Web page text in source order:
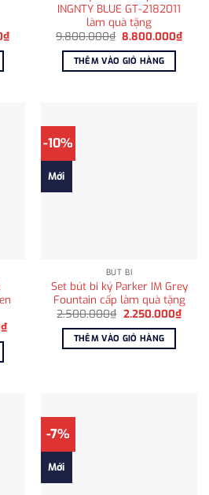
₫Giá
hiện
5.400.000₫.
INGNTY BLUE GT-2182011
làm quà tặng
9.800.000₫ Giá
là:
9.800.000₫.
8.800.000₫Giá
hiện
THÊM VÀO GIỎ HÀNG
₫Giá
hiện
-10%
Mới
BÚT BI
Set bút bi ký Parker IM Grey
Fountain cấp làm quà tặng
2.500.000₫ Giá
là:
2.500.000₫.
2.250.000₫Giá
hiện
THÊM VÀO GIỎ HÀNG
-7%
Mới